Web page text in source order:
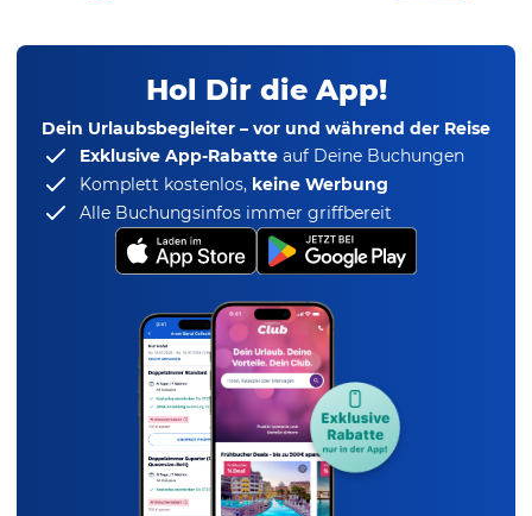
Hol Dir die App!
Dein Urlaubsbegleiter – vor und während der Reise
Exklusive App-Rabatte auf Deine Buchungen
Komplett kostenlos, keine Werbung
Alle Buchungsinfos immer griffbereit